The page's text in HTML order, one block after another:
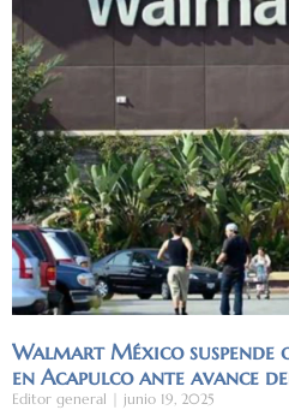
Walmart México suspende
en Acapulco ante avance
Editor general junio 19, 2025